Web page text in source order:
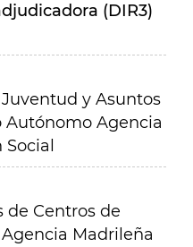
(DIR3)
y Asuntos
Autónomo Agencia
de Centros de
Madrileña